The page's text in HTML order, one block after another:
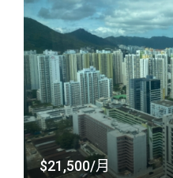
$21,500/月